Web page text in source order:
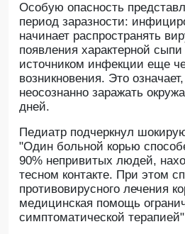
Особую опасность
период заразности:
начинает распространять
появления характерной сыпи
источником инфекции еще
возникновения. Это
неосознанно заражать
дней.
Педиатр подчеркнул
"Один больной корью
90% непривитых людей,
тесном контакте. При этом
противовирусного лечения
медицинская помощь
симптоматической